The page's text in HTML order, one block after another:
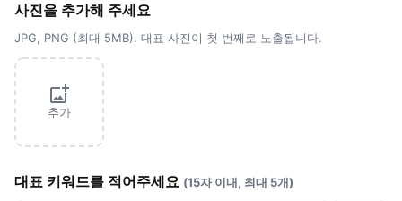
사진을 추가해 주세요
JPG, PNG (최대 5MB). 대표 사진이 첫 번째로 노출됩니다.
추가
대표 키워드를 적어주세요 (15자 이내, 최대 5개)